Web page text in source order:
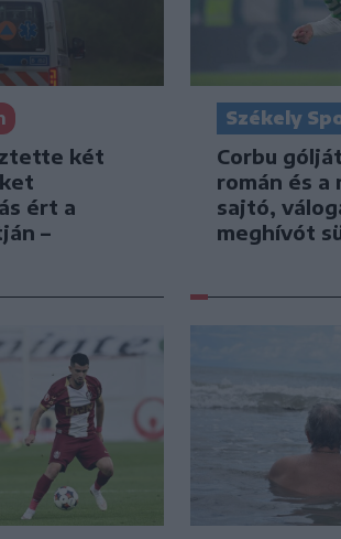
két
ért a
–
Székely
Corbu
román és a
sajtó,
meghívót